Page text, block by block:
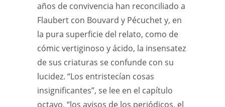
años de convivencia han reconciliado a
Flaubert con Bouvard y Pécuchet y, en
la pura superficie del relato, como de
cómic vertiginoso y ácido, la insensatez
de sus criaturas se confunde con su
lucidez. “Los entristecían cosas
insignificantes”, se lee en el capítulo
octavo, “los avisos de los periódicos, el